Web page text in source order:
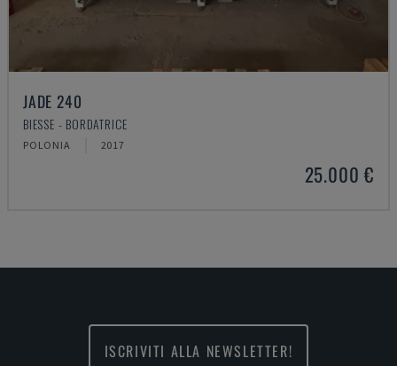
JADE 240
BIESSE - BORDATRICE
POLONIA 2017
25.000 €
ISCRIVITI ALLA NEWSLETTER!